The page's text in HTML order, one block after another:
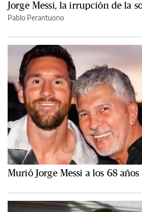
Jorge Messi, la irrupción de la
Pablo Perantuono
Murió Jorge Messi a los 68 años